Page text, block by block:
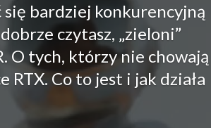
się bardziej konkurencyjną
czytasz, „zieloni”
O tych, którzy nie chowają
Co to jest i jak działa